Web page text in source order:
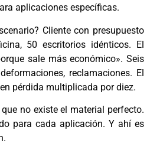
aplicaciones específicas.
Cliente con presupuesto
50 escritorios idénticos. El
sale más económico». Seis
reclamaciones. El
pérdida multiplicada por diez.
no existe el material perfecto.
para cada aplicación. Y ahí es